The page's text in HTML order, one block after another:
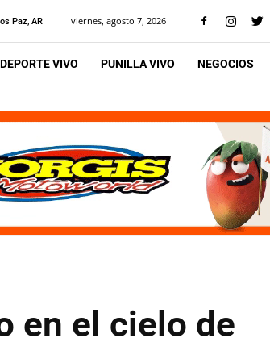
Paz, AR viernes, agosto 7, 2026
DEPORTE VIVO PUNILLA VIVO NEGOCIOS
en el cielo de